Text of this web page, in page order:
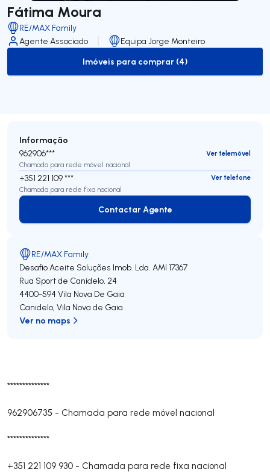
Fátima Moura
RE/MAX Family
Agente Associado
Equipa Jorge Monteiro
to-buy-listing
Imóveis para comprar (4)
**************
962906735 - Chamada para rede móvel nacional
**************
+351 221 109 930 - Chamada para rede fixa nacional
Informação
962906***
Ver telemóvel
Chamada para rede móvel nacional
+351 221 109 ***
Ver telefone
Chamada para rede fixa nacional
Contactar Agente
Contactar Agente
RE/MAX Family
Desafio Aceite Soluções Imob. Lda. AMI 17367
Rua Sport de Canidelo, 24
4400-594 Vila Nova De Gaia
Canidelo, Vila Nova de Gaia
Ver no maps